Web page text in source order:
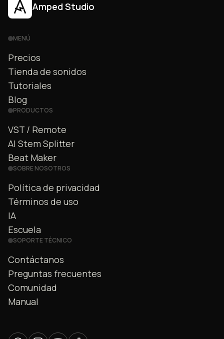
Amped Studio
MENÚ
Precios
Tienda de sonidos
Tutoriales
Blog
PRODUCTOS
VST / Remote
AI Stem Splitter
Beat Maker
SOBRE NOSOTROS
Política de privacidad
Términos de uso
IA
Escuela
SOPORTE TÉCNICO
Contáctanos
Preguntas frecuentes
Comunidad
Manual